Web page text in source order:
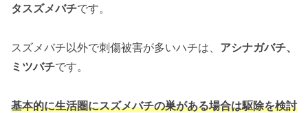
タスズメバチです。
スズメバチ以外で刺傷被害が多いハチは、 アシナガバチ、
ミツバチです。
基本的に生活圏にスズメバチの巣がある場合は駆除を検討